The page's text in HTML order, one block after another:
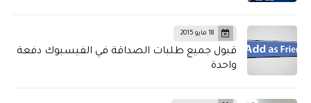
18 مايو 2015
قبول جميع طلبات الصداقة في الفيسبوك دفعة
واحدة